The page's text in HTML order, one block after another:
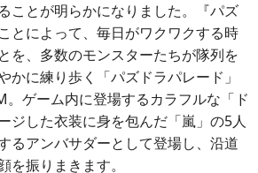
ことが明らかになりました。『パズ
とによって、毎日がワクワクする時
を、多数のモンスターたちが隊列を
かに練り歩く「パズドラパレード」
。ゲーム内に登場するカラフルな「ド
ジした衣装に身を包んだ「嵐」の5人
るアンバサダーとして登場し、沿道
を振りまきます。